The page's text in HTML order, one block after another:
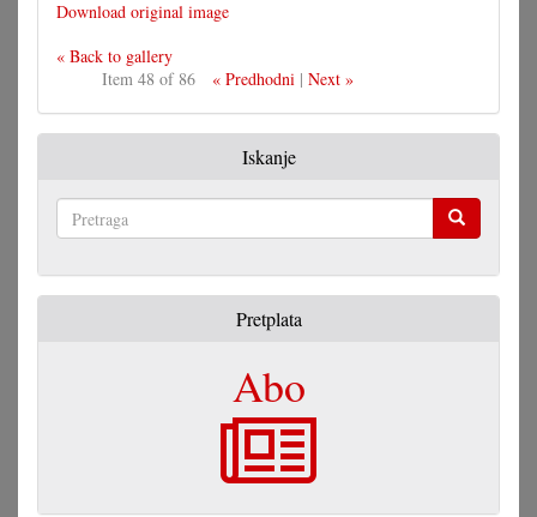
Download original image
« Back to gallery
Item 48 of 86
« Predhodni| Next »
Iskanje
Pretplata
Abo